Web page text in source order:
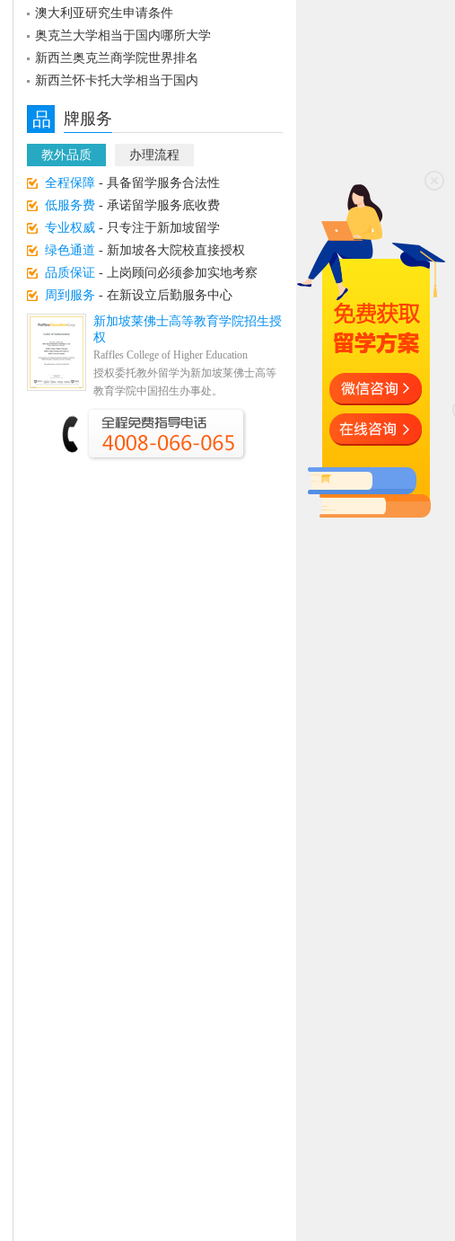
澳大利亚研究生申请条件
奥克兰大学相当于国内哪所大学
新西兰奥克兰商学院世界排名
新西兰怀卡托大学相当于国内
品 牌服务
教外品质 办理流程
全程保障 - 具备留学服务合法性
低服务费 - 承诺留学服务底收费
专业权威 - 只专注于新加坡留学
绿色通道 - 新加坡各大院校直接授权
品质保证 - 上岗顾问必须参加实地考察
周到服务 - 在新设立后勤服务中心